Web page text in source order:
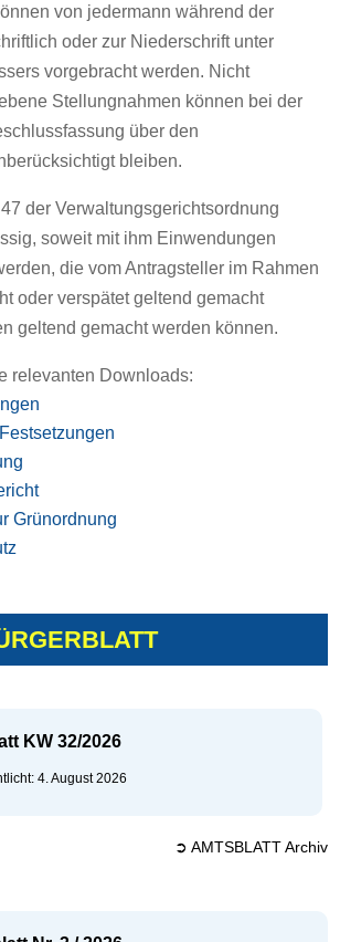
von jedermann während der
oder zur Niederschrift unter
vorgebracht werden. Nicht
Stellungnahmen können bei der
über den
bleiben.
der Verwaltungsgerichtsordnung
soweit mit ihm Einwendungen
die vom Antragsteller im Rahmen
oder verspätet geltend gemacht
geltend gemacht werden können.
relevanten Downloads:
Grünordnung
KW 32/2026
4. August 2026
➲ AMTSBLATT Archiv